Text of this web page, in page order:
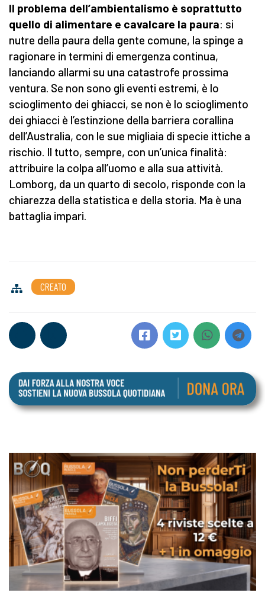
Il problema dell’ambientalismo è soprattutto
quello di alimentare e cavalcare la paura: si
nutre della paura della gente comune, la spinge a
ragionare in termini di emergenza continua,
lanciando allarmi su una catastrofe prossima
ventura. Se non sono gli eventi estremi, è lo
scioglimento dei ghiacci, se non è lo scioglimento
dei ghiacci è l’estinzione della barriera corallina
dell’Australia, con le sue migliaia di specie ittiche a
rischio. Il tutto, sempre, con un’unica finalità:
attribuire la colpa all’uomo e alla sua attività.
Lomborg, da un quarto di secolo, risponde con la
chiarezza della statistica e della storia. Ma è una
battaglia impari.
CREATO